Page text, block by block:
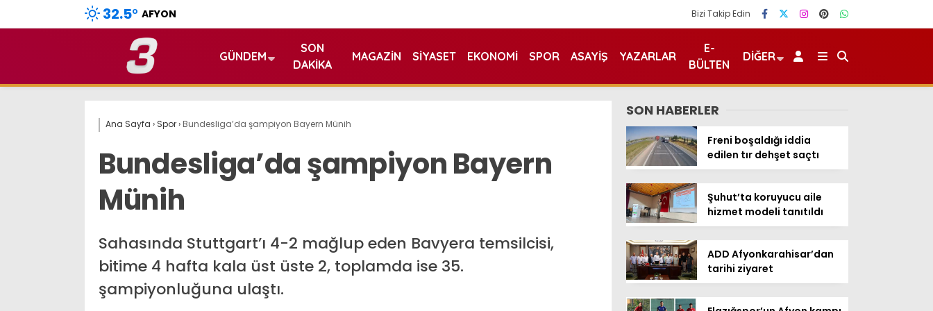
32.5° AFYON Bizi Takip Edin
GÜNDEM
SON
DAKIKA
MAGAZIN SIYASET EKONOMI SPOR ASAYIŞ YAZARLAR
E-
BÜLTEN
DIĞER
Ana Sayfa › Spor› Bundesliga’da şampiyon Bayern Münih
Bundesliga’da şampiyon Bayern
Münih
Sahasında Stuttgart’ı 4-2 mağlup eden Bavyera temsilcisi,
bitime 4 hafta kala üst üste 2, toplamda ise 35.
şampiyonluğuna ulaştı.
SON HABERLER
Freni boşaldığı iddia
edilen tır dehşet saçtı
Şuhut’ta koruyucu aile
hizmet modeli tanıtıldı
ADD Afyonkarahisar’dan
tarihi ziyaret